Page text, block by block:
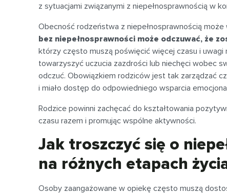
z sytuacjami związanymi z niepełnosprawnością w
Obecność rodzeństwa z niepełnosprawnością
bez niepełnosprawności może odczuwać, że
którzy często muszą poświęcić więcej czasu i uwagi
towarzyszyć uczucia zazdrości lub niechęci wobec
odczuć. Obowiązkiem rodziców jest tak zarządzać
i miało dostęp do odpowiedniego wsparcia
Rodzice powinni zachęcać do kształtowania
czasu razem i promując wspólne aktywności.
Jak troszczyć się o
na różnych etapach
Osoby zaangażowane w opiekę często muszą